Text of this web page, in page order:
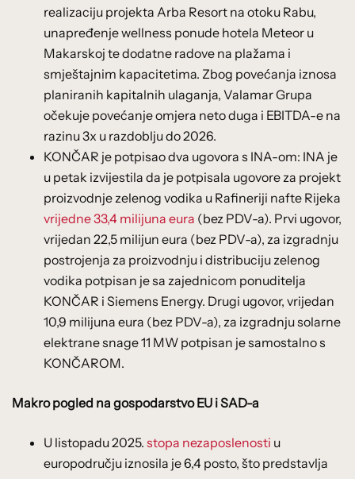
realizaciju projekta Arba Resort na otoku Rabu,
unapređenje wellness ponude hotela Meteor u
Makarskoj te dodatne radove na plažama i
smještajnim kapacitetima. Zbog povećanja iznosa
planiranih kapitalnih ulaganja, Valamar Grupa
očekuje povećanje omjera neto duga i EBITDA-e na
razinu 3x u razdoblju do 2026.
KONČAR je potpisao dva ugovora s INA-om: INA je
u petak izvijestila da je potpisala ugovore za projekt
proizvodnje zelenog vodika u Rafineriji nafte Rijeka
vrijedne 33,4 milijuna eura (bez PDV-a). Prvi ugovor,
vrijedan 22,5 milijun eura (bez PDV-a), za izgradnju
postrojenja za proizvodnju i distribuciju zelenog
vodika potpisan je sa zajednicom ponuditelja
KONČAR i Siemens Energy. Drugi ugovor, vrijedan
10,9 milijuna eura (bez PDV-a), za izgradnju solarne
elektrane snage 11 MW potpisan je samostalno s
KONČAROM.
Makro pogled na gospodarstvo EU i SAD-a
U listopadu 2025. stopa nezaposlenosti u
europodručju iznosila je 6,4 posto, što predstavlja